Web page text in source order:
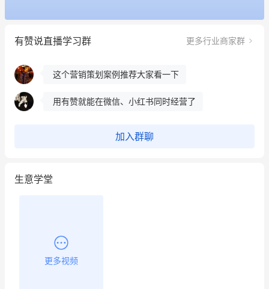
有赞说直播学习群 更多行业商家群
冰墩墩货源充足需要的联系我
这个营销策划案例推荐大家看一下
用有赞就能在微信、小红书同时经营了
餐饮也得靠私域和服务提高竞争力
加入群聊
生意学堂
更多视频